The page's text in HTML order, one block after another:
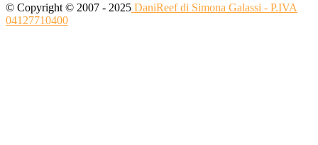
© Copyright © 2007 - 2025 DaniReef di Simona Galassi - P.IVA
04127710400